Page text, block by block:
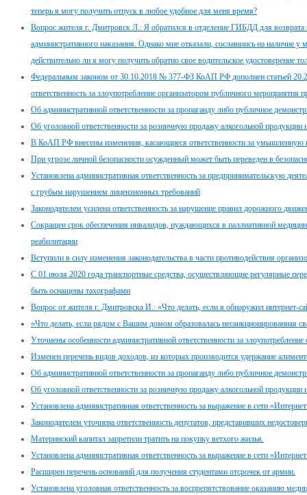
теперь я могу получить отпуск в любое удобное для меня время?
Вопрос жителя г. Дмитровск Л.: Я обратился в отделение ГИБДД для возврата
административного наказания. Однако мне отказали, сославшись на наличие
действительно ли я могу получить обратно свое водительское удостоверение
Федеральным законом от 30.10.2018 № 377-ФЗ КоАП РФ дополнен статьей
ответственность за злоупотребление организатором публичного мероприятия
Об административной ответственности за пропаганду либо публичное
Об уголовной ответственности за розничную продажу алкогольной продукции
В КоАП РФ внесены изменения, касающиеся ответственности за умышленную
При угрозе личной безопасности осужденный может быть переведен в
Установлена административная ответственность за предпринимательскую
с грубым нарушением лицензионных требований
Законодателем усилена ответственность за нарушение правил дорожного
Сокращен срок обеспечения инвалидов, нуждающихся в паллиативной
реабилитации
Вступили в силу изменения законодательства в части противодействия
С 01 июля 2020 года транспортные средства, осуществляющие регулярные
быть оснащены тахографами
Вопрос от жителя г. Дмитровска И.: «Что делать, если я обнаружил интернет-
«Что делать, если рядом с Вашим домом образовалась несанкционированная
Уточнены особенности административной ответственности за
Изменен перечень видов доходов, из которых производится удержание
Об административной ответственности за пропаганду либо публичное
Об уголовной ответственности за розничную продажу алкогольной продукции
Установлена административная ответственность за выражение в сети
Законодателем уточнена ответственность депутатов, представивших
Материнский капитал запретили тратить на покупку ветхого жилья.
Установлена административная ответственность за выражение в сети
Расширен перечень оснований для получения студентами отсрочек от армии.
Установлена уголовная ответственность за воспрепятствование оказанию